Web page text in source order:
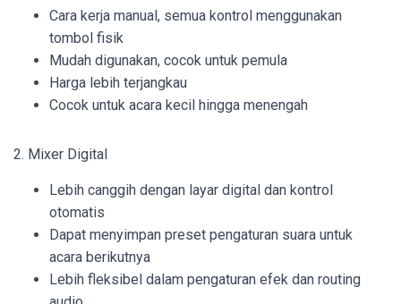
Cara kerja manual, semua kontrol menggunakan
tombol fisik
Mudah digunakan, cocok untuk pemula
Harga lebih terjangkau
Cocok untuk acara kecil hingga menengah
2. Mixer Digital
Lebih canggih dengan layar digital dan kontrol
otomatis
Dapat menyimpan preset pengaturan suara untuk
acara berikutnya
Lebih fleksibel dalam pengaturan efek dan routing